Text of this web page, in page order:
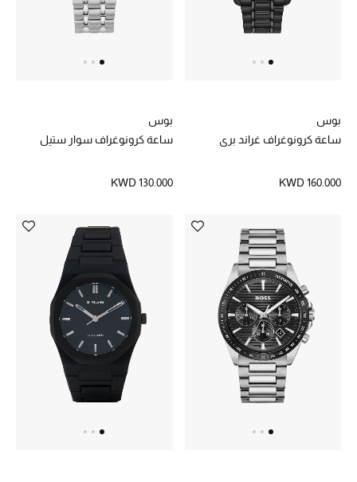
مستلزمات الأولاد (2 - 14 سنة)
العودة إلى المدرسة
عرض جميع المنتجات
الهدايا
ما وصلنا حديثا
أبرز المصممين
بوس
ساعة كرونوغراف غراند بري
KWD 160.000
بوس
ساعة كرونوغراف سوار ستيل
KWD 130.000